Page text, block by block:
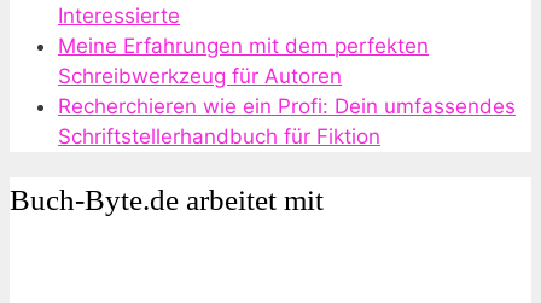
Interessierte
Meine Erfahrungen mit dem perfekten
Schreibwerkzeug für Autoren
Recherchieren wie ein Profi: Dein umfassendes
Schriftstellerhandbuch für Fiktion
Buch-Byte.de arbeitet mit